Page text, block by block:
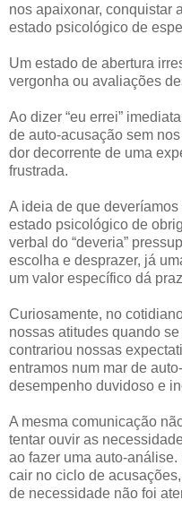
nos apaixonar, conquistar
estado psicológico de
Um estado de abertura
vergonha ou avaliações
Ao dizer “eu errei”
de auto-acusação sem
dor decorrente de uma
frustrada.
A ideia de que
estado psicológico de
verbal do “deveria”
escolha e desprazer, já
um valor específico dá
Curiosamente, no
nossas atitudes quando
contrariou nossas
entramos num mar de
desempenho duvidoso e
A mesma comunicação
tentar ouvir as
ao fazer uma auto-análise.
cair no ciclo de
de necessidade não foi